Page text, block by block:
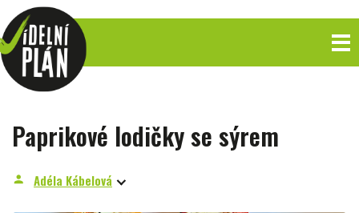
Paprikové lodičky se sýrem
person Adéla Kábelová